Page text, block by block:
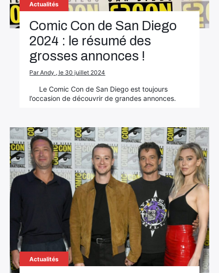
Actualités
Comic Con de San Diego
2024 : le résumé des
grosses annonces !
Par Andy , le 30 juillet 2024
Le Comic Con de San Diego est toujours
l’occasion de découvrir de grandes annonces.
Actualités